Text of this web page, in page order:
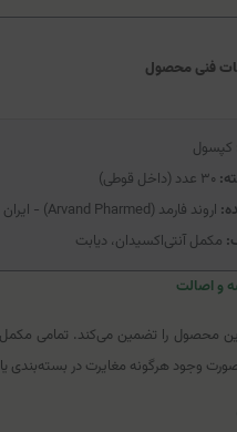
فنی محصول
کپسول
اروند فارمد (Arvand Pharmed) - ایران
مکمل آنتی‌اکسیدان، دیابت
و اصالت
محصول را تضمین می‌کند. تمامی
وجود هرگونه مغایرت در بسته‌بندی